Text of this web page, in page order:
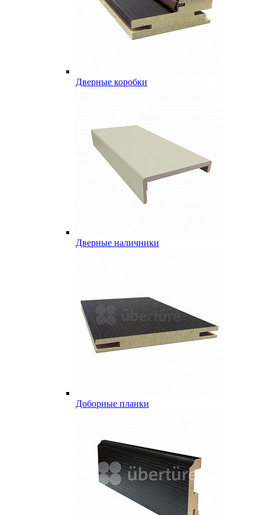
Дверные коробки
Дверные наличники
Доборные планки